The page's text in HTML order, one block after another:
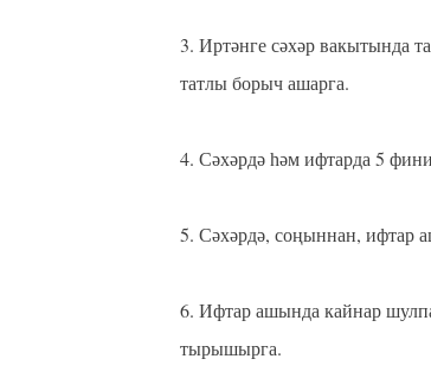
3. Иртәнге сәхәр вакытында
татлы борыч ашарга. ⁣⁣
4. Сәхәрдә һәм ифтарда 5
5. Сәхәрдә, соңыннан, ифтар
6. Ифтар ашында кайнар
тырышырга. ⁣⁣⠀